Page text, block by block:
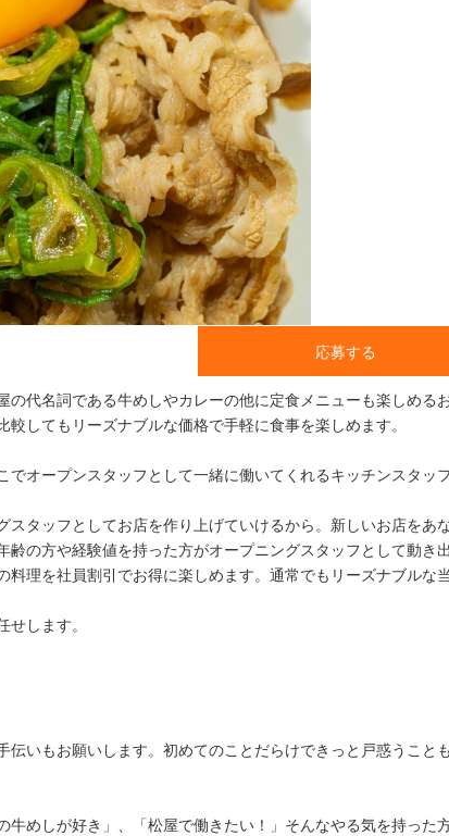
応募する
代名詞である牛めしやカレーの他に定食メニューも楽しめ
してもリーズナブルな価格で手軽に食事を楽しめます。
オープンスタッフとして一緒に働いてくれるキッチンスタッ
タッフとしてお店を作り上げていけるから。新しいお店を
の方や経験値を持った方がオープニングスタッフとして動
理を社員割引でお得に楽しめます。通常でもリーズナブルな
します。
いもお願いします。初めてのことだらけできっと戸惑うこ
めしが好き」、「松屋で働きたい！」そんなやる気を持った